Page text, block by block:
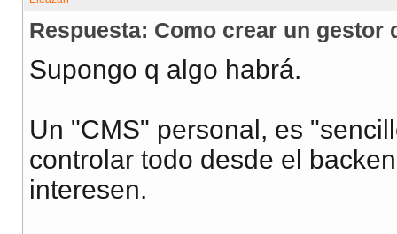
Respuesta: Como crear un gestor
Supongo q algo habrá.
Un "CMS" personal, es
controlar todo desde el
interesen.